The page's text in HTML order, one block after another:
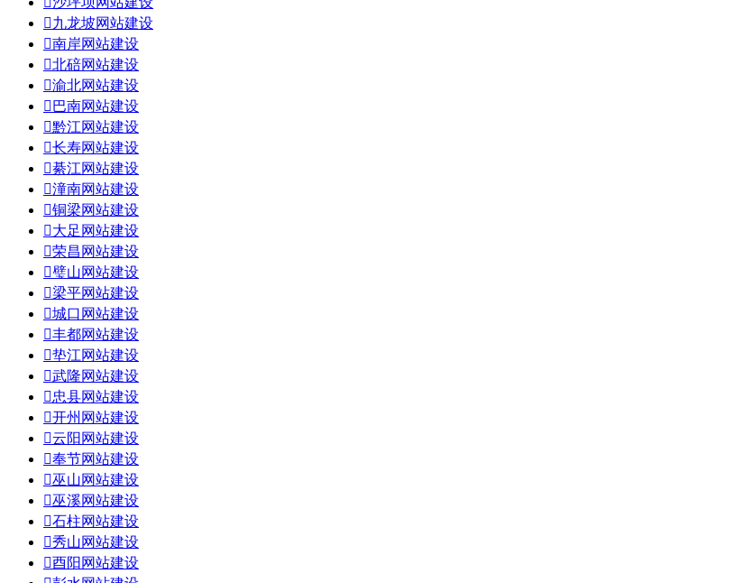
九龙坡网站建设
南岸网站建设
北碚网站建设
渝北网站建设
 巴南网站建设
黔江网站建设
长寿网站建设
綦江网站建设
潼南网站建设
铜梁网站建设
大足网站建设
荣昌网站建设
璧山网站建设
梁平网站建设
城口网站建设
丰都网站建设
垫江网站建设
武隆网站建设
忠县网站建设
开州网站建设
云阳网站建设
奉节网站建设
巫山网站建设
巫溪网站建设
石柱网站建设
秀山网站建设
酉阳网站建设